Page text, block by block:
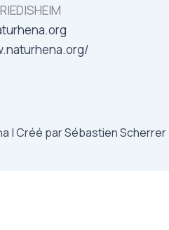
| Créé par Sébastien Scherrer